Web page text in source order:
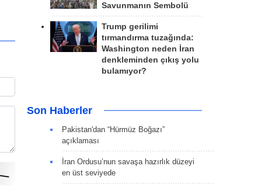
Savunmanın Sembolü
Trump gerilimi
tırmandırma tuzağında:
Washington neden İran
denkleminden çıkış yolu
bulamıyor?
Son Haberler
Pakistan'dan “Hürmüz Boğazı”
açıklaması
İran Ordusu’nun savaşa hazırlık düzeyi
en üst seviyede